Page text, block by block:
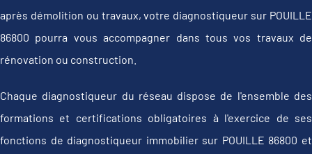
après démolition ou travaux, votre diagnostiqueur sur POUILLE
86800 pourra vous accompagner dans tous vos travaux de
rénovation ou construction.
Chaque diagnostiqueur du réseau dispose de l'ensemble des
formations et certifications obligatoires à l'exercice de ses
fonctions de diagnostiqueur immobilier sur POUILLE 86800 et